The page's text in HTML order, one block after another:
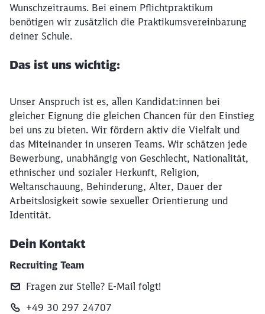
Wunschzeitraums. Bei einem Pflichtpraktikum
benötigen wir zusätzlich die Praktikumsvereinbarung
deiner Schule.
Das ist uns wichtig:
Unser Anspruch ist es, allen Kandidat:innen bei
gleicher Eignung die gleichen Chancen für den Einstieg
bei uns zu bieten. Wir fördern aktiv die Vielfalt und
das Miteinander in unseren Teams. Wir schätzen jede
Bewerbung, unabhängig von Geschlecht, Nationalität,
ethnischer und sozialer Herkunft, Religion,
Weltanschauung, Behinderung, Alter, Dauer der
Arbeitslosigkeit sowie sexueller Orientierung und
Identität.
Dein Kontakt
Recruiting Team
Fragen zur Stelle? E‑Mail folgt!
+49 30 297 24707